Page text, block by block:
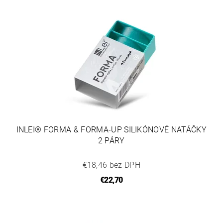
INLEI® FORMA & FORMA-UP SILIKÓNOVÉ NATÁČKY
2 PÁRY
€18,46 bez DPH
€22,70